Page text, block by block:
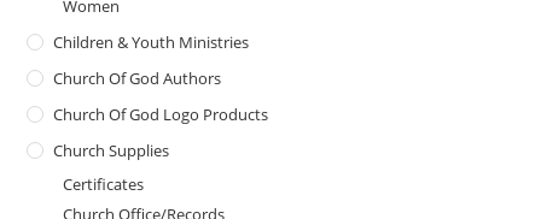
Women
Children & Youth Ministries
Church Of God Authors
Church Of God Logo Products
Church Supplies
Certificates
Church Office/Records